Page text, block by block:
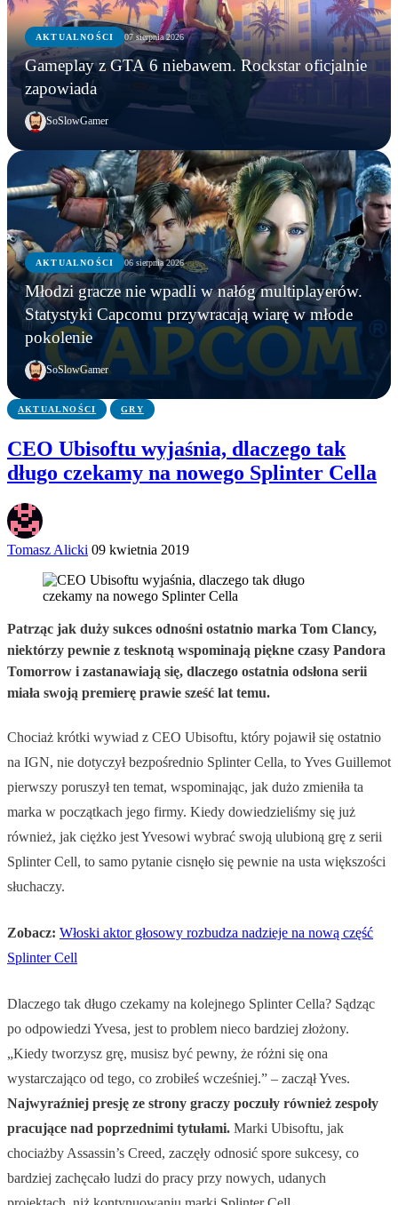
AKTUALNOŚCI 07 sierpnia 2026
Gameplay z GTA 6 niebawem. Rockstar oficjalnie
zapowiada
SoSlowGamer
AKTUALNOŚCI 06 sierpnia 2026
Młodzi gracze nie wpadli w nałóg multiplayerów.
Statystyki Capcomu przywracają wiarę w młode
pokolenie
SoSlowGamer
AKTUALNOŚCI
WWE chce zastrzec znak towarowy „Vice City”.
Przypadek?
AKTUALNOŚCI
Gameplay z GTA 6 niebawem. Rockstar oficjalnie
zapowiada
AKTUALNOŚCI
Młodzi gracze nie wpadli w nałóg multiplayerów.
Statystyki Capcomu przywracają wiarę w młode
pokolenie
AKTUALNOŚCI GRY
CEO Ubisoftu wyjaśnia, dlaczego tak
długo czekamy na nowego Splinter Cella
Tomasz Alicki 09 kwietnia 2019
Patrząc jak duży sukces odnośni ostatnio marka Tom Clancy,
niektórzy pewnie z tesknotą wspominają piękne czasy Pandora
Tomorrow i zastanawiają się, dlaczego ostatnia odsłona serii
miała swoją premierę prawie sześć lat temu.
Chociaż krótki wywiad z CEO Ubisoftu, który pojawił się ostatnio
na IGN, nie dotyczył bezpośrednio Splinter Cella, to Yves Guillemot
pierwszy poruszył ten temat, wspominając, jak dużo zmieniła ta
marka w początkach jego firmy. Kiedy dowiedzieliśmy się już
również, jak ciężko jest Yvesowi wybrać swoją ulubioną grę z serii
Splinter Cell, to samo pytanie cisnęło się pewnie na usta większości
słuchaczy.
Zobacz: Włoski aktor głosowy rozbudza nadzieje na nową część
Splinter Cell
Dlaczego tak długo czekamy na kolejnego Splinter Cella? Sądząc
po odpowiedzi Yvesa, jest to problem nieco bardziej złożony.
„Kiedy tworzysz grę, musisz być pewny, że różni się ona
wystarczająco od tego, co zrobiłeś wcześniej.” – zaczął Yves.
Najwyraźniej presję ze strony graczy poczuły również zespoły
pracujące nad poprzednimi tytułami. Marki Ubisoftu, jak
chociażby Assassin’s Creed, zaczęły odnosić spore sukcesy, co
bardziej zachęcało ludzi do pracy przy nowych, udanych